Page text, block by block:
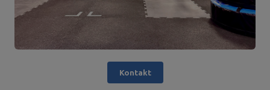
Kontakt